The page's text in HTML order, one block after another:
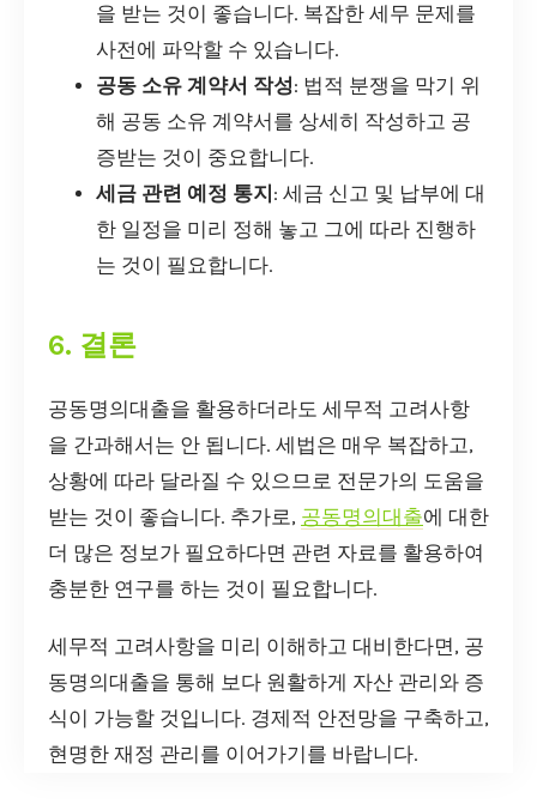
을 받는 것이 좋습니다. 복잡한 세무 문제를
사전에 파악할 수 있습니다.
공동 소유 계약서 작성: 법적 분쟁을 막기 위
해 공동 소유 계약서를 상세히 작성하고 공
증받는 것이 중요합니다.
세금 관련 예정 통지 : 세금 신고 및 납부에 대
한 일정을 미리 정해 놓고 그에 따라 진행하
는 것이 필요합니다.
6. 결론
공동명의대출을 활용하더라도 세무적 고려사항
을 간과해서는 안 됩니다. 세법은 매우 복잡하고,
상황에 따라 달라질 수 있으므로 전문가의 도움을
받는 것이 좋습니다. 추가로, 공동명의대출에 대한
더 많은 정보가 필요하다면 관련 자료를 활용하여
충분한 연구를 하는 것이 필요합니다.
세무적 고려사항을 미리 이해하고 대비한다면, 공
동명의대출을 통해 보다 원활하게 자산 관리와 증
식이 가능할 것입니다. 경제적 안전망을 구축하고,
현명한 재정 관리를 이어가기를 바랍니다.